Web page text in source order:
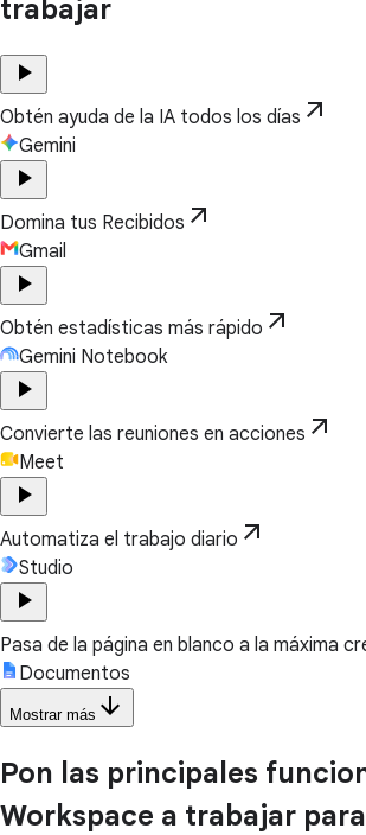
trabajar
play_arrow
Obtén ayuda de la IA todos los días arrow_outward
Gemini
play_arrow
Domina tus Recibidos arrow_outward
Gmail
play_arrow
Obtén estadísticas más rápido arrow_outward
Gemini Notebook
play_arrow
Convierte las reuniones en acciones arrow_outward
Meet
play_arrow
Automatiza el trabajo diario arrow_outward
Studio
play_arrow
Pasa de la página en blanco a la máxima
Documentos
Mostrar más arrow_downward
Pon las principales
Workspace a trabajar